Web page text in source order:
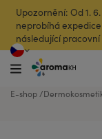
Upozornění: Od 1.
neprobíhá
následující
E-shop